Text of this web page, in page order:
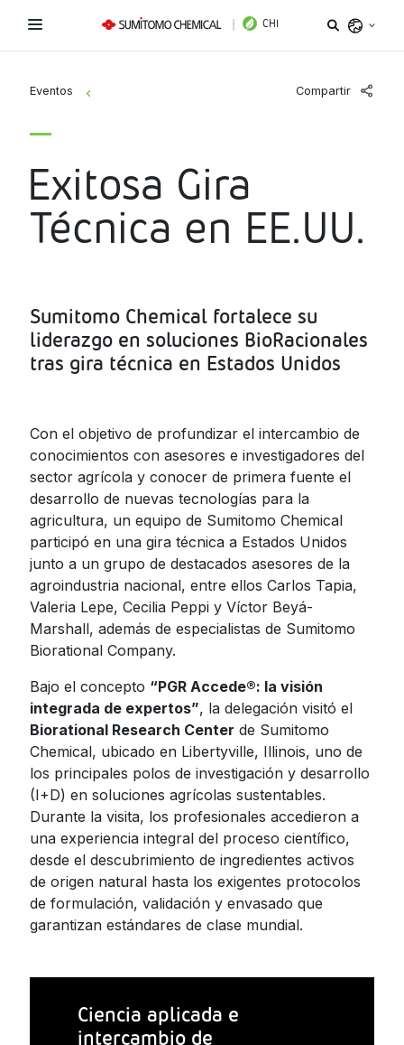
CHI
Chile
Colombia
El Salvador
Guatemala
Jamaica
Nicaragua
Panama
Paraguay
Peru
Dominican
Republic
Uruguay
Venezuela
Bioestimulantes
Coadyuvantes
Fungicidas
Inoculantes Micorrízicos
Insecticidas y Acaricidas
Reguladores de Crecimiento
Todas
Novedades
¿Necesitas ayuda?
InstagramFacebookLinkedIn
Eventos
> Compartir
Exitosa Gira
Técnica en EE.UU.
Sumitomo Chemical fortalece su
liderazgo en soluciones BioRacionales
tras gira técnica en Estados Unidos
Con el objetivo de profundizar el intercambio de
conocimientos con asesores e investigadores del
sector agrícola y conocer de primera fuente el
desarrollo de nuevas tecnologías para la
agricultura, un equipo de Sumitomo Chemical
participó en una gira técnica a Estados Unidos
junto a un grupo de destacados asesores de la
agroindustria nacional, entre ellos Carlos Tapia,
Valeria Lepe, Cecilia Peppi y Víctor Beyá-
Marshall, además de especialistas de Sumitomo
Biorational Company.
Bajo el concepto “PGR Accede®: la visión
integrada de expertos”, la delegación visitó el
Biorational Research Center de Sumitomo
Chemical, ubicado en Libertyville, Illinois, uno de
los principales polos de investigación y desarrollo
(I+D) en soluciones agrícolas sustentables.
Durante la visita, los profesionales accedieron a
una experiencia integral del proceso científico,
desde el descubrimiento de ingredientes activos
de origen natural hasta los exigentes protocolos
de formulación, validación y envasado que
garantizan estándares de clase mundial.
Ciencia aplicada e
intercambio de